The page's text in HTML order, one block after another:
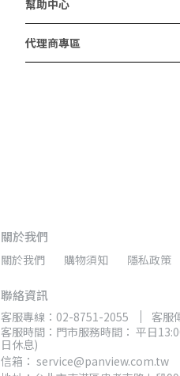
幫助中心
代理商專區
關於我們
關於我們 購物須知 隱私政策
聯絡資訊
客服專線：02-8751-2055
客服
客服時間：門市服務時間： 平日
日休息)
信箱： service@panview.com.tw